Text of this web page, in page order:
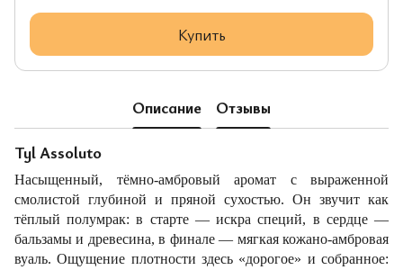
Купить
Описание Отзывы
Tyl Assoluto
Насыщенный, тёмно-амбровый аромат с выраженной
смолистой глубиной и пряной сухостью. Он звучит как
тёплый полумрак: в старте — искра специй, в сердце —
бальзамы и древесина, в финале — мягкая кожано-амбровая
вуаль. Ощущение плотности здесь «дорогое» и собранное: